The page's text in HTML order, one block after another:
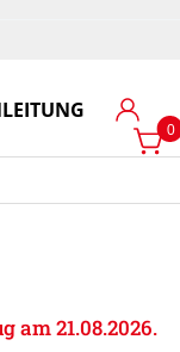
Login
0
am 21.08.2026.